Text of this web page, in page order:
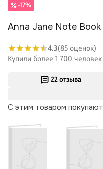
22 отзыва
С этим товаром покупают
-17%
Anna Jane Note Book
4.3(85 оценок)
Купили более 1 700 человек